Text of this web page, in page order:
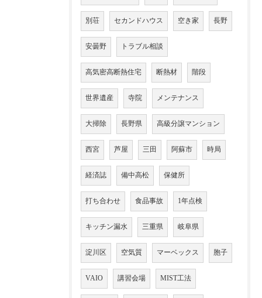
別荘 セカンドハウス 空き家 長野
安曇野 トラブル相談
高気密高断熱住宅 断熱材 階段
世界遺産 寺院 メンテナンス
大掃除 長野県 高級分譲マンション
西宮 芦屋 三田 阿蘇市 時局
経済誌 備中高松 保健所
打ち合わせ 食品事故 1年点検
キッチン漏水 三重県 岐阜県
淀川区 空気質 マーベックス 胞子
VAIO 講習会場 MIST工法